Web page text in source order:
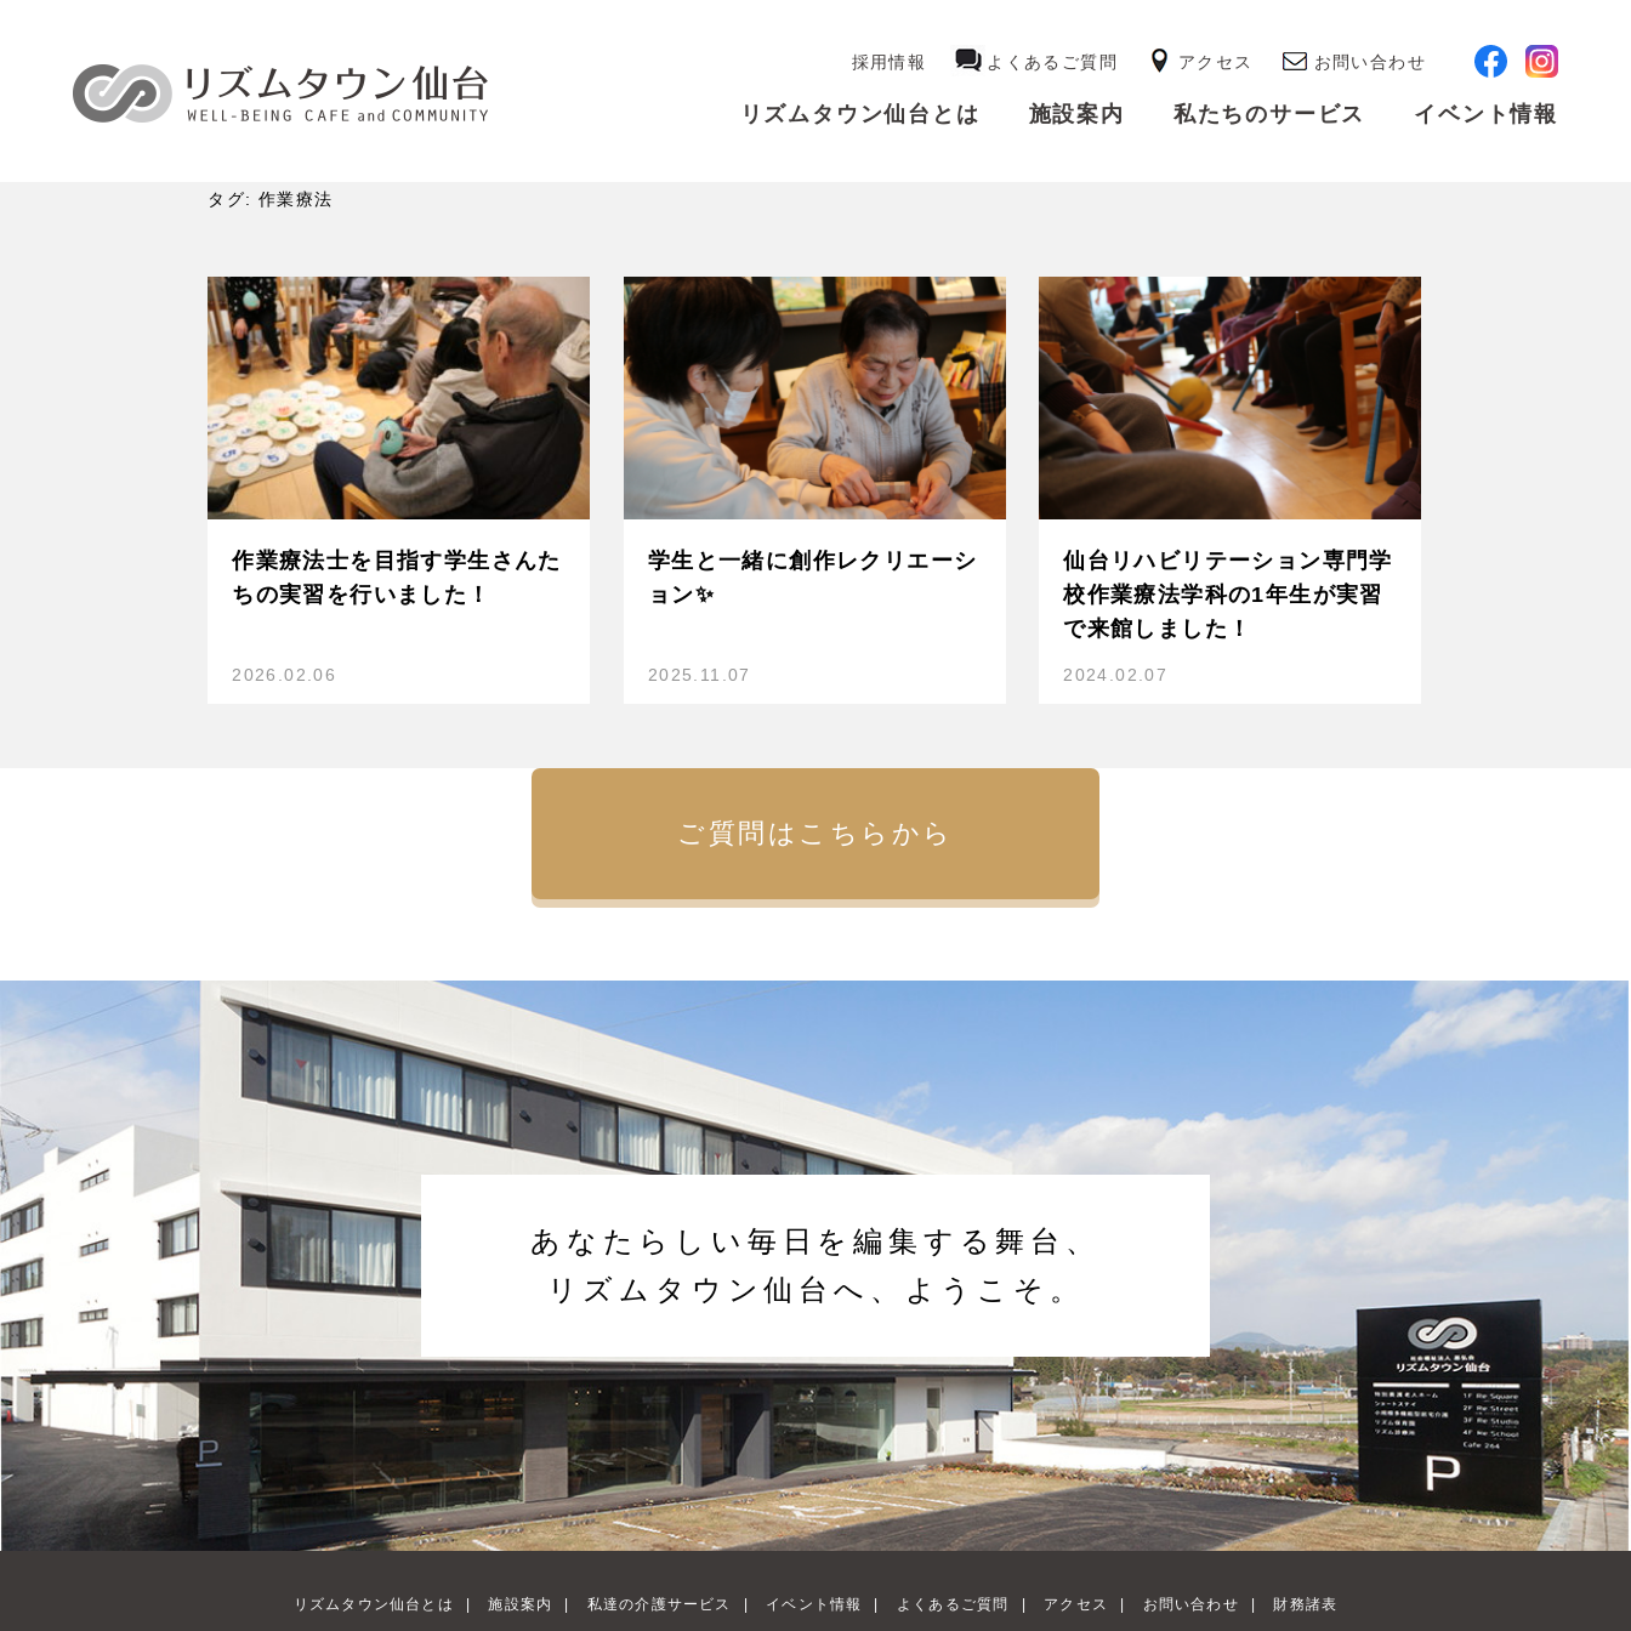
採用情報 よくあるご質問 アクセス お問い合わせ
リズムタウン仙台とは 施設案内 私たちのサービス イベント情報
タグ: 作業療法
作業療法士を目指す学生さんた
ちの実習を行いました！
2026.02.06
学生と一緒に創作レクリエーシ
ョン✨
2025.11.07
仙台リハビリテーション専門学
校作業療法学科の1年生が実習
で来館しました！
2024.02.07
ご質問はこちらから
あなたらしい毎日を編集する舞台、
リズムタウン仙台へ、ようこそ。
リズムタウン仙台とは 施設案内 私達の介護サービス イベント情報 よくあるご質問 アクセス お問い合わせ
財務諸表